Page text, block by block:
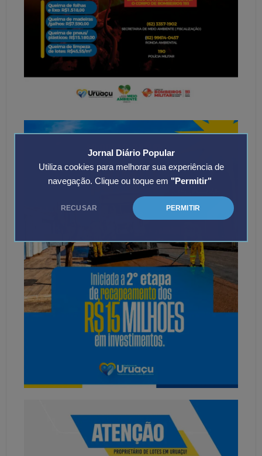
Jornal Diário Popular
Utiliza cookies para melhorar sua experiência de
navegação. Clique ou toque em "Permitir"
RECUSAR PERMITIR